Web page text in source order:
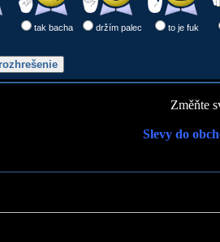
tak bacha držím palec
to je fuk
Změňte
Slevy do